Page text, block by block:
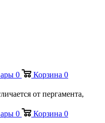
0 Корзина 0
от пергамента,
0 Корзина 0